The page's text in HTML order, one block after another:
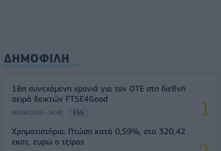
ΔΗΜΟΦΙΛΗ
18η συνεχόμενη χρονιά για τον ΟΤΕ στη διεθνή
σειρά δεικτών FTSE4Good
06/08/2026 - 14:40 ESG
Χρηματιστήριο: Πτώση κατά 0,59%, στα 320,42
εκατ. ευρώ ο τζίρος